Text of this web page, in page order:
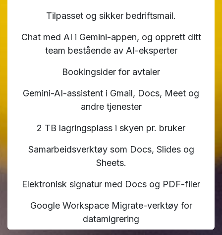
Tilpasset og sikker bedriftsmail.
Chat med AI i Gemini-appen, og opprett ditt
team bestående av AI-eksperter
Bookingsider for avtaler
Gemini-AI-assistent i Gmail, Docs, Meet og
andre tjenester
2 TB lagringsplass i skyen pr. bruker
Samarbeidsverktøy som Docs, Slides og
Sheets.
Elektronisk signatur med Docs og PDF-filer
Google Workspace Migrate-verktøy for
datamigrering